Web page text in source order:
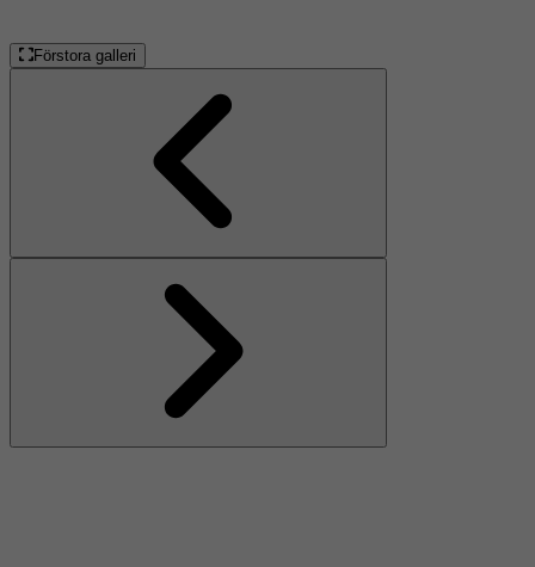
Förstora galleri
Föregående
Nästa